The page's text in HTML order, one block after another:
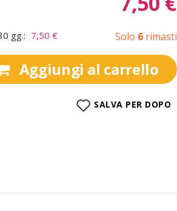
gg.: 7,50 € Solo 6rimasti
Aggiungi al carrello
SALVA PER DOPO